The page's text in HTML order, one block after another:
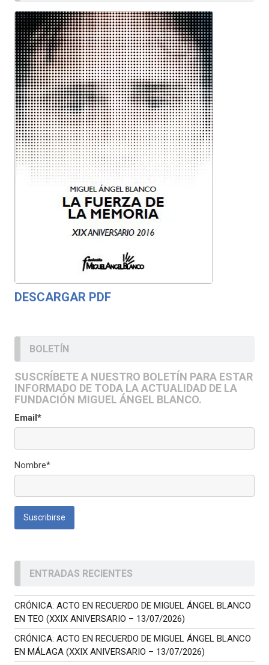
DESCARGAR PDF
BOLETÍN
SUSCRÍBETE A NUESTRO BOLETÍN PARA ESTAR
INFORMADO DE TODA LA ACTUALIDAD DE LA
FUNDACIÓN MIGUEL ÁNGEL BLANCO.
Email*
Nombre*
ENTRADAS RECIENTES
CRÓNICA: ACTO EN RECUERDO DE MIGUEL ÁNGEL BLANCO
EN TEO (XXIX ANIVERSARIO – 13/07/2026)
CRÓNICA: ACTO EN RECUERDO DE MIGUEL ÁNGEL BLANCO
EN MÁLAGA (XXIX ANIVERSARIO – 13/07/2026)